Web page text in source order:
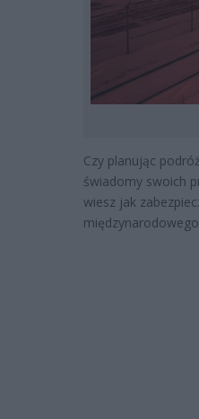
Czy planując
świadomy swoich
wiesz jak